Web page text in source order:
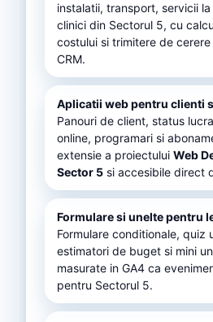
instalatii, transport, servicii
clinici din Sectorul 5, cu
costului si trimitere de
CRM.
Aplicatii web pentru clienti
Panouri de client, status
online, programari si
extensie a proiectului Web
Sector 5 si accesibile direct
Formulare si unelte pentru
Formulare conditionale, quiz
estimatori de buget si mini
masurate in GA4 ca
pentru Sectorul 5.